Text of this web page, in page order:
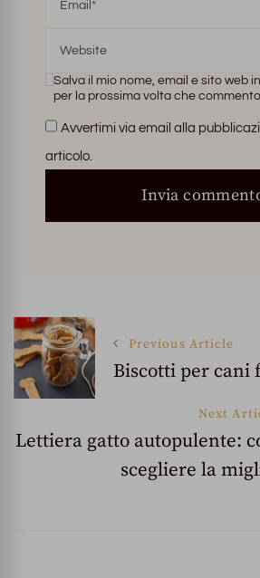
Salva il mio nome, email e sito web
per la prossima volta che commento.
Avvertimi via email alla
articolo.
Post
Navigation
Previous Article
Biscotti per cani
Next
Lettiera gatto autopulente:
scegliere la